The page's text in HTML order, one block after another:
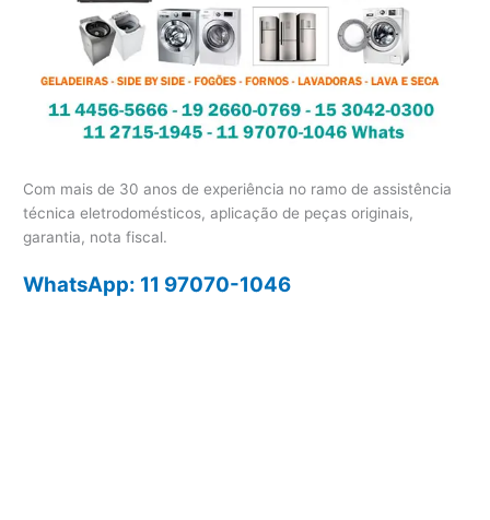
Com mais de 30 anos de experiência no ramo de assistência
técnica eletrodomésticos, aplicação de peças originais,
garantia, nota fiscal.
WhatsApp: 11 97070-1046